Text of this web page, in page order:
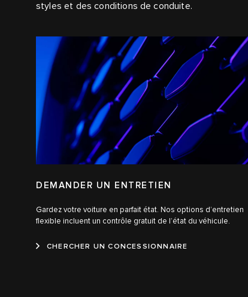
styles et des conditions de conduite.
DEMANDER UN ENTRETIEN
Gardez votre voiture en parfait état. Nos options d’entretien
flexible incluent un contrôle gratuit de l’état du véhicule.
CHERCHER UN CONCESSIONNAIRE